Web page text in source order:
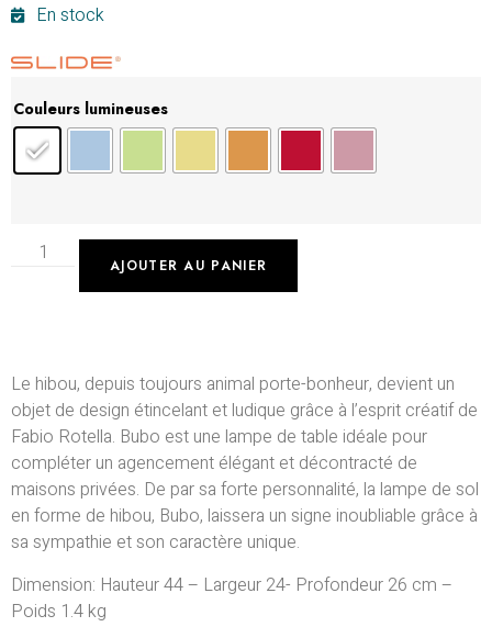
En stock
Couleurs lumineuses
AJOUTER AU PANIER
Le hibou, depuis toujours animal porte-bonheur, devient un
objet de design étincelant et ludique grâce à l’esprit créatif de
Fabio Rotella. Bubo est une lampe de table idéale pour
compléter un agencement élégant et décontracté de
maisons privées. De par sa forte personnalité, la lampe de sol
en forme de hibou, Bubo, laissera un signe inoubliable grâce à
sa sympathie et son caractère unique.
Dimension: Hauteur 44 – Largeur 24- Profondeur 26 cm –
Poids 1.4 kg